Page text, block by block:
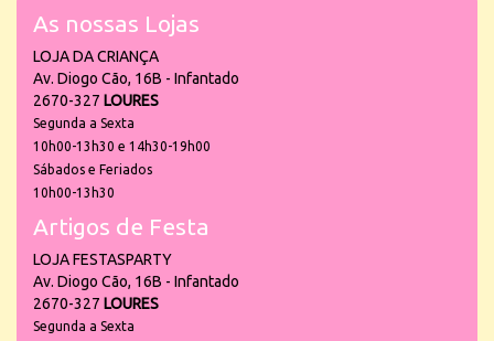
As nossas Lojas
LOJA DA CRIANÇA
Av. Diogo Cão, 16B - Infantado
2670-327 LOURES
Segunda a Sexta
10h00-13h30 e 14h30-19h00
Sábados e Feriados
10h00-13h30
Artigos de Festa
LOJA FESTASPARTY
Av. Diogo Cão, 16B - Infantado
2670-327 LOURES
Segunda a Sexta